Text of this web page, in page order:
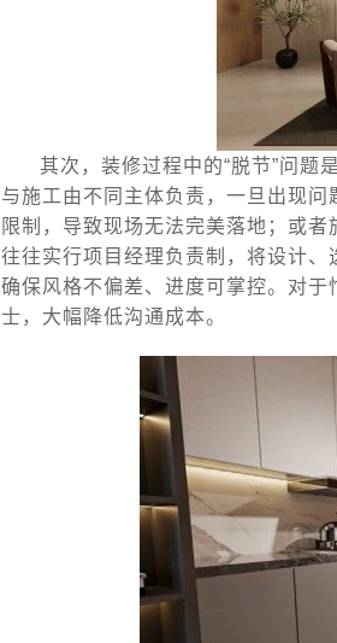
其次，装修过程中的“脱节”问题
与施工由不同主体负责，一旦出现
限制，导致现场无法完美落地；或
往往实行项目经理负责制，将设计、
确保风格不偏差、进度可掌控。对
士，大幅降低沟通成本。